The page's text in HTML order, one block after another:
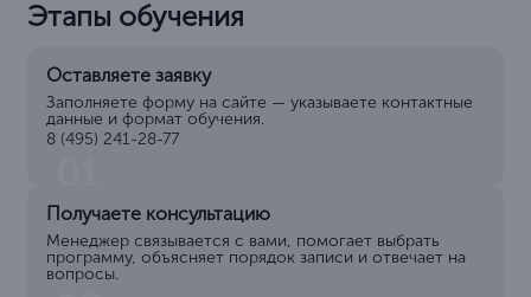
Этапы обучения
Оставляете заявку
Заполняете форму на сайте — указываете контактные
данные и формат обучения.
8 (495) 241-28-77
Получаете консультацию
Менеджер связывается с вами, помогает выбрать
программу, объясняет порядок записи и отвечает на
вопросы.